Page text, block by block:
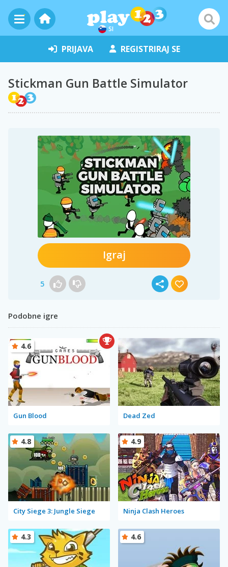
SI
PRIJAVA REGISTRIRAJ SE
Stickman Gun Battle Simulator
Igraj
5
Podobne igre
Gun Blood
4.6
Dead Zed
City Siege 3: Jungle Siege
4.8
Ninja Clash Heroes
4.9
4.3 4.6